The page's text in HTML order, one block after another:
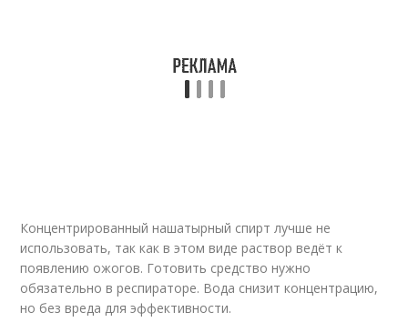
Концентрированный нашатырный спирт лучше не
использовать, так как в этом виде раствор ведёт к
появлению ожогов. Готовить средство нужно
обязательно в респираторе. Вода снизит концентрацию,
но без вреда для эффективности.